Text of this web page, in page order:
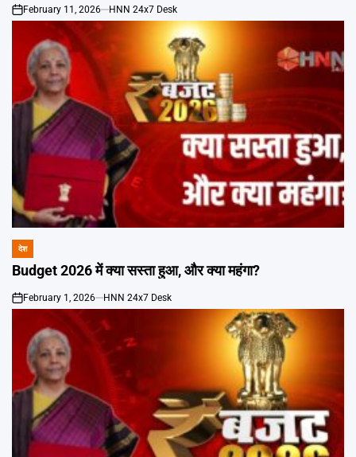
on
February 11, 2026 HNN 24x7 Desk
POSTED
IN
देश
Budget 2026 में क्या सस्ता हुआ, और क्या महंगा?
on
February 1, 2026 HNN 24x7 Desk